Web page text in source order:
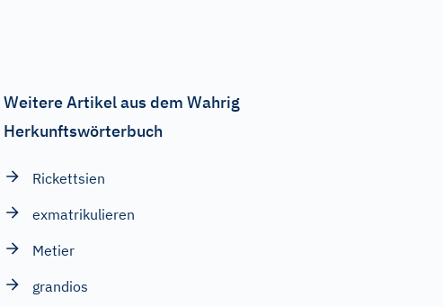
Weitere Artikel aus dem Wahrig
Herkunftswörterbuch
Rickettsien
exmatrikulieren
Metier
grandios